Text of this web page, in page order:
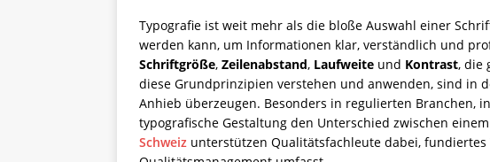
Typografie ist weit mehr als die bloße Auswahl einer
werden kann, um Informationen klar, verständlich und
Schriftgröße, Zeilenabstand, Laufweite und Kontrast, die
diese Grundprinzipien verstehen und anwenden, sind in
Anhieb überzeugen. Besonders in regulierten Branchen,
typografische Gestaltung den Unterschied zwischen
Schweiz unterstützen Qualitätsfachleute dabei,